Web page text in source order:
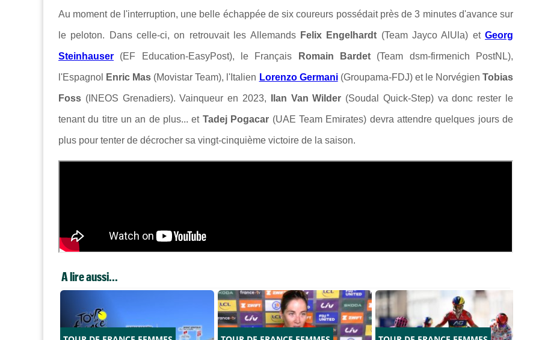
Au moment de l'interruption, une belle échappée de six coureurs possédait près de 3 minutes d'avance sur
le peloton. Dans celle-ci, on retrouvait les Allemands Felix Engelhardt (Team Jayco AlUla) etGeorg
Steinhauser (EF Education-EasyPost), le Français Romain Bardet (Team dsm-firmenich PostNL),
l'Espagnol Enric Mas (Movistar Team), l'Italien Lorenzo Germani(Groupama-FDJ) et le NorvégienTobias
Foss (INEOS Grenadiers). Vainqueur en 2023, Ilan Van Wilder (Soudal Quick-Step) va donc rester le
tenant du titre un an de plus... et Tadej Pogacar (UAE Team Emirates) devra attendre quelques jours de
plus pour tenter de décrocher sa vingt-cinquième victoire de la saison.
A lire aussi...